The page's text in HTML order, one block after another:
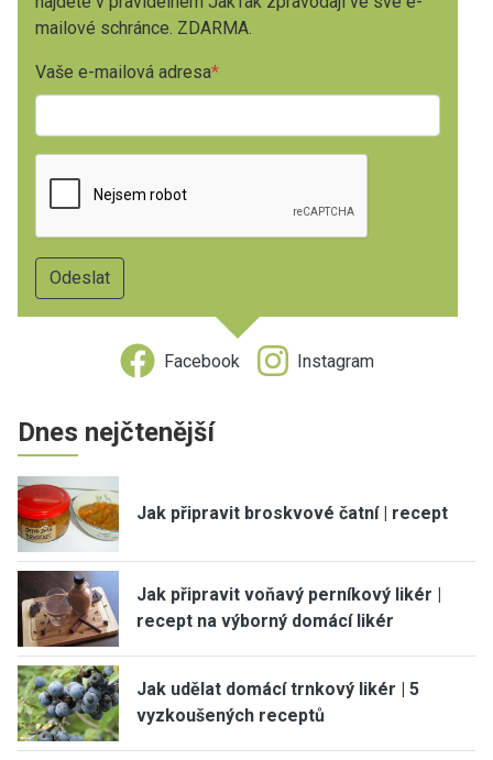
mailové schránce. ZDARMA.
Vaše e-mailová adresa
Facebook Instagram
Dnes nejčtenější
Jak připravit broskvové čatní | recept
Jak připravit voňavý perníkový likér |
recept na výborný domácí likér
Jak udělat domácí trnkový likér | 5
vyzkoušených receptů